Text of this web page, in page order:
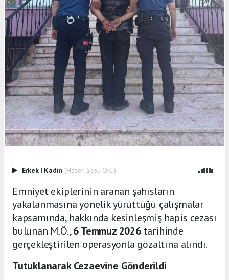
Erkek | Kadın (Haberi Sesli Oku)
Emniyet ekiplerinin aranan şahısların
yakalanmasına yönelik yürüttüğü çalışmalar
kapsamında, hakkında kesinleşmiş hapis cezası
bulunan M.Ö.,6 Temmuz 2026tarihinde
gerçekleştirilen operasyonla gözaltına alındı.
Tutuklanarak Cezaevine Gönderildi